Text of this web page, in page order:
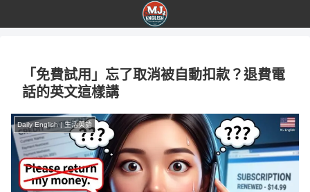
「免費試用」忘了取消被自動扣款？退費電
話的英文這樣講
Daily English | 生活英語